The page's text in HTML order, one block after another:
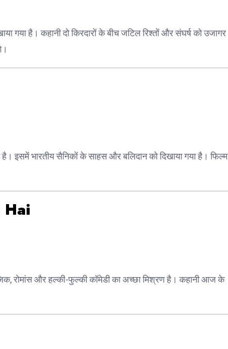
गया है। कहानी दो किरदारों के बीच जटिल रिश्तों और संघर्ष को उजागर
इसमें भारतीय सैनिकों के साहस और बलिदान को दिखाया गया है। फिल्म
Hai
रोमांस और हल्की-फुल्की कॉमेडी का अच्छा मिश्रण है। कहानी आज के